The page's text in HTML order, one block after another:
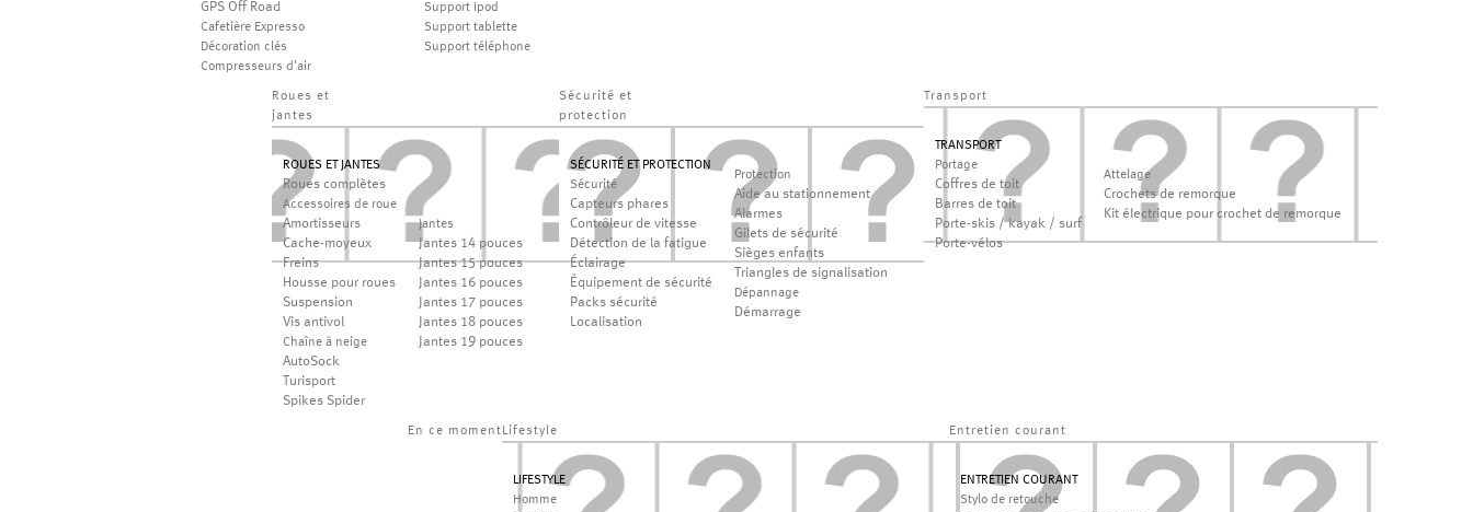
GPS Off Road
Cafetière Expresso
Décoration clés
Compresseurs d'air
Support Ipod
Support tablette
Support téléphone
Transport
TRANSPORT
Portage
Coffres de toit
Barres de toit
Porte-skis / kayak / surf
Porte-vélos
Attelage
Crochets de remorque
Kit électrique pour crochet de remorque
Sécurité et
protection
SÉCURITÉ ET PROTECTION
Sécurité
Capteurs phares
Contrôleur de vitesse
Détection de la fatigue
Éclairage
Équipement de sécurité
Packs sécurité
Localisation
Protection
Aide au stationnement
Alarmes
Gilets de sécurité
Sièges enfants
Triangles de signalisation
Dépannage
Démarrage
Roues et
jantes
ROUES ET JANTES
Roues complètes
Accessoires de roue
Amortisseurs
Cache-moyeux
Freins
Housse pour roues
Suspension
Vis antivol
Chaîne à neige
AutoSock
Turisport
Spikes Spider
Jantes
Jantes 14 pouces
Jantes 15 pouces
Jantes 16 pouces
Jantes 17 pouces
Jantes 18 pouces
Jantes 19 pouces
Entretien courant
ENTRETIEN COURANT
Stylo de retouche
Lifestyle
LIFESTYLE
Homme
En ce moment